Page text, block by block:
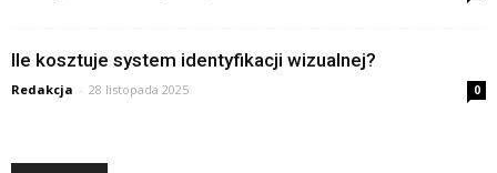
Ile kosztuje system identyfikacji wizualnej?
Redakcja - 28 listopada 2025 0